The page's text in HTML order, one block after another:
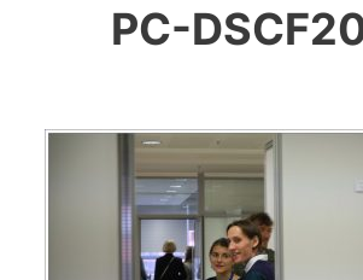
ИЦиГ СО РАН
PC-